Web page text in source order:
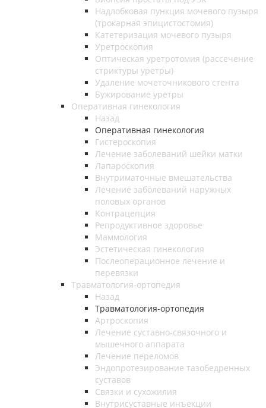
Надлобковая пункция мочевого пузыря
(трокарная эпицистостомия)
Катетеризация мочевого пузыря
Уретроскопия
Оптическая уретротомия (рассечение
стриктуры уретры)
Удаление мочеточникового стента
Бужирование уретры
Оперативная гинекология
Назад
Оперативная гинекология
Гистероскопия
Лечение заболеваний шейки матки
Лапароскопия
Внутриматочные вмешательства
Лечение заболеваний наружных
половых органов
Контрацепция
Репродуктивное здоровье
Маммология
Эстетическая гинекология
Послеоперационное лечение и
перевязки
Травматология-ортопедия
Назад
Травматология-ортопедия
Артроскопия
Лечение суставно-связочного и
мышечного аппарата
Лечение переломов
Эндопротезирование тазобедренных
суставов
Связки и сухожилия
Внутрисуставные инъекции